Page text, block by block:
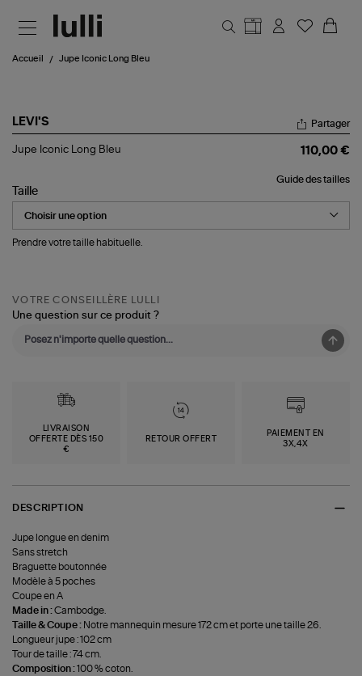
Accueil Jupe Iconic Long Bleu
LEVI'S
Jupe
Bleu
Partager
Jupe Iconic Long Bleu 110,00 €
Guide des tailles
Taille
Prendre votre taille habituelle.
VOTRE CONSEILLÈRE LULLI
Une question sur ce produit ?
LIVRAISON
OFFERTE DÈS 150
€
RETOUR OFFERT
PAIEMENT EN
3X,4X
DESCRIPTION
Jupe longue en denim
Sans stretch
Braguette boutonnée
Modèle à 5 poches
Coupe en A
Made in :Cambodge.
Taille & Coupe : Notre mannequin mesure 172 cm et porte une taille 26.
Longueur jupe : 102 cm
Tour de taille : 74 cm.
Composition :100 % coton.